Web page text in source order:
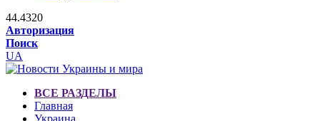
44.4320
Авторизация
Поиск
UA
ВСЕ РАЗДЕЛЫ
Главная
Украина